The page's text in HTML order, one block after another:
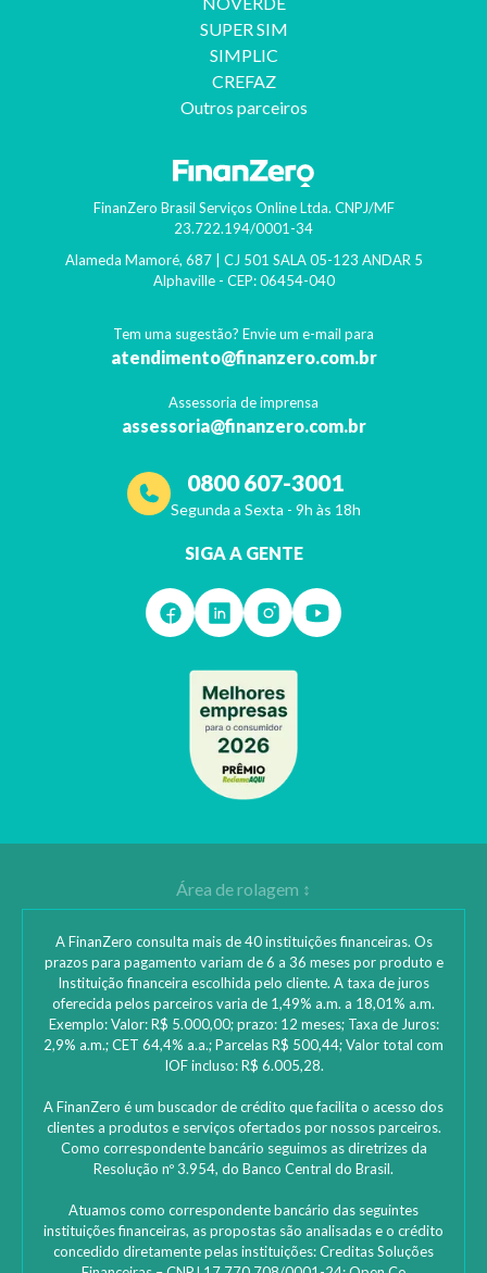
SUPER SIM
SIMPLIC
CREFAZ
Outros parceiros
FinanZero Brasil Serviços Online Ltda. CNPJ/MF
23.722.194/0001-34
Alameda Mamoré, 687 | CJ 501 SALA 05-123 ANDAR 5
Alphaville- CEP: 06454-040
Tem uma sugestão? Envie um e-mail para
atendimento@finanzero.com.br
Assessoria de imprensa
assessoria@finanzero.com.br
0800 607-3001
Segunda a Sexta - 9h às 18h
SIGA A GENTE
A FinanZero consulta mais de 40 instituições financeiras. Os
prazos para pagamento variam de 6 a 36 meses por produto e
Instituição financeira escolhida pelo cliente. A taxa de juros
oferecida pelos parceiros varia de 1,49% a.m. a 18,01% a.m.
Exemplo: Valor: R$ 5.000,00; prazo: 12 meses; Taxa de Juros:
2,9% a.m.; CET 64,4% a.a.; Parcelas R$ 500,44; Valor total com
IOF incluso: R$ 6.005,28.
A FinanZero é um buscador de crédito que facilita o acesso dos
clientes a produtos e serviços ofertados por nossos parceiros.
Como correspondente bancário seguimos as diretrizes da
Resolução nº 3.954, do Banco Central do Brasil.
Atuamos como correspondente bancário das seguintes
instituições financeiras, as propostas são analisadas e o crédito
concedido diretamente pelas instituições: ‎Creditas Soluções